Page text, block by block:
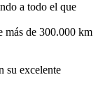
a todo el que
más de 300.000 km
su excelente